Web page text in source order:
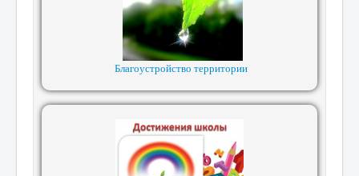
Благоустройство территории